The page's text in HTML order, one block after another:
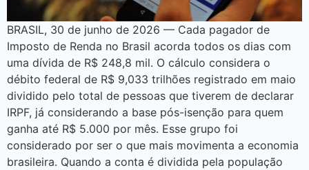
BRASIL, 30 de junho de 2026 — Cada pagador de
Imposto de Renda no Brasil acorda todos os dias com
uma dívida de R$ 248,8 mil. O cálculo considera o
débito federal de R$ 9,033 trilhões registrado em maio
dividido pelo total de pessoas que tiverem de declarar
IRPF, já considerando a base pós-isenção para quem
ganha até R$ 5.000 por mês. Esse grupo foi
considerado por ser o que mais movimenta a economia
brasileira. Quando a conta é dividida pela população